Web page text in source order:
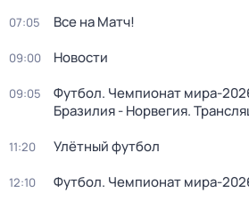
07:05 Все на Матч!
09:00 Новости
09:05
Футбол. Чемпионат мира-
Бразилия - Норвегия.
11:20 Улётный футбол
12:10 Футбол. Чемпионат мира-